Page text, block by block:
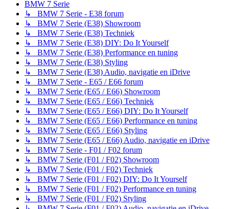
BMW 7 Serie
↳ BMW 7 Serie - E38 forum
↳ BMW 7 Serie (E38) Showroom
↳ BMW 7 Serie (E38) Techniek
↳ BMW 7 Serie (E38) DIY: Do It Yourself
↳ BMW 7 Serie (E38) Performance en tuning
↳ BMW 7 Serie (E38) Styling
↳ BMW 7 Serie (E38) Audio, navigatie en iDrive
↳ BMW 7 Serie - E65 / E66 forum
↳ BMW 7 Serie (E65 / E66) Showroom
↳ BMW 7 Serie (E65 / E66) Techniek
↳ BMW 7 Serie (E65 / E66) DIY: Do It Yourself
↳ BMW 7 Serie (E65 / E66) Performance en tuning
↳ BMW 7 Serie (E65 / E66) Styling
↳ BMW 7 Serie (E65 / E66) Audio, navigatie en iDrive
↳ BMW 7 Serie - F01 / F02 forum
↳ BMW 7 Serie (F01 / F02) Showroom
↳ BMW 7 Serie (F01 / F02) Techniek
↳ BMW 7 Serie (F01 / F02) DIY: Do It Yourself
↳ BMW 7 Serie (F01 / F02) Performance en tuning
↳ BMW 7 Serie (F01 / F02) Styling